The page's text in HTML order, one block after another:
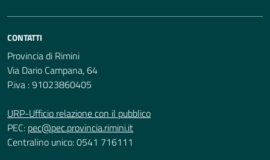
CONTATTI
Provincia di Rimini
Via Dario Campana, 64
P.iva : 91023860405
URP-Ufficio relazione con il pubblico
PEC: pec@pec.provincia.rimini.it
Centralino unico: 0541 716111